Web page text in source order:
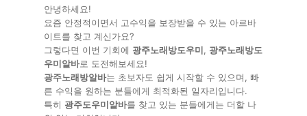
안녕하세요!
요즘 안정적이면서 고수익을 보장받을 수 있는 아르바
이트를 찾고 계신가요?
그렇다면 이번 기회에 광주노래방도우미, 광주노래방도
우미알바로 도전해보세요!
광주노래방알바는 초보자도 쉽게 시작할 수 있으며, 빠
른 수익을 원하는 분들에게 최적화된 일자리입니다.
특히 광주도우미알바를 찾고 있는 분들에게는 더할 나